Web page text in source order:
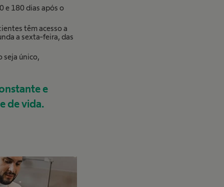
e 180 dias após o
têm acesso a
a sexta-feira, das
seja único,
e
de vida.